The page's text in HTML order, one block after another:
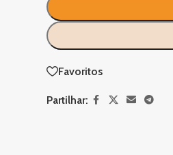
Favoritos
Partilhar: